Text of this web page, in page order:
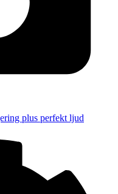
plus perfekt ljud